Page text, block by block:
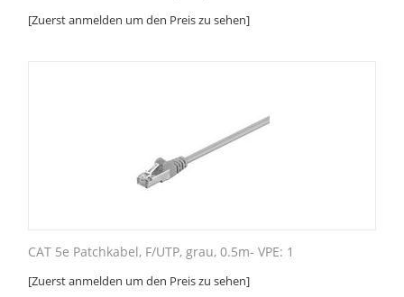
[Zuerst anmelden um den Preis zu sehen]
CAT 5e Patchkabel, F/UTP, grau, 0.5m- VPE: 1
[Zuerst anmelden um den Preis zu sehen]